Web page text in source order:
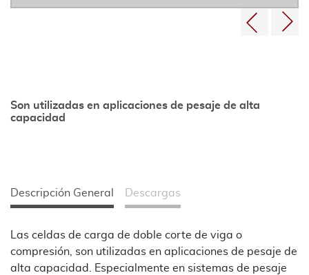
Son utilizadas en aplicaciones de pesaje de alta
capacidad
Descripción General Descargas
Las celdas de carga de doble corte de viga o
compresión, son utilizadas en aplicaciones de pesaje de
alta capacidad. Especialmente en sistemas de pesaje